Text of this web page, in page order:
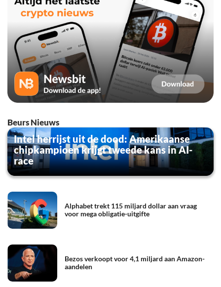
Beurs Nieuws
Intel herrijst uit de dood: Amerikaanse
chipkampioen krijgt tweede kans in AI-
race
Alphabet trekt 115 miljard dollar aan vraag
voor mega obligatie-uitgifte
Bezos verkoopt voor 4,1 miljard aan Amazon-
aandelen